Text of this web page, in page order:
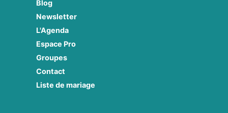
Blog
Newsletter
L'Agenda
Espace Pro
Groupes
Contact
Liste de mariage